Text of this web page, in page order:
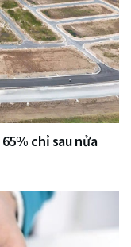
chỉ sau nửa